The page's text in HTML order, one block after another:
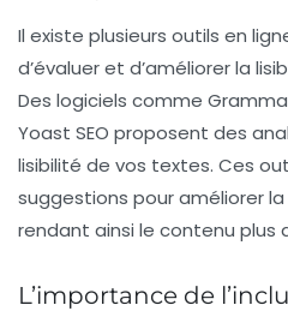
Il existe plusieurs outils en
d’évaluer et d’améliorer la
Des logiciels comme
Yoast SEO proposent des
lisibilité de vos textes. Ces
suggestions pour améliorer
rendant ainsi le contenu plus
L’importance de